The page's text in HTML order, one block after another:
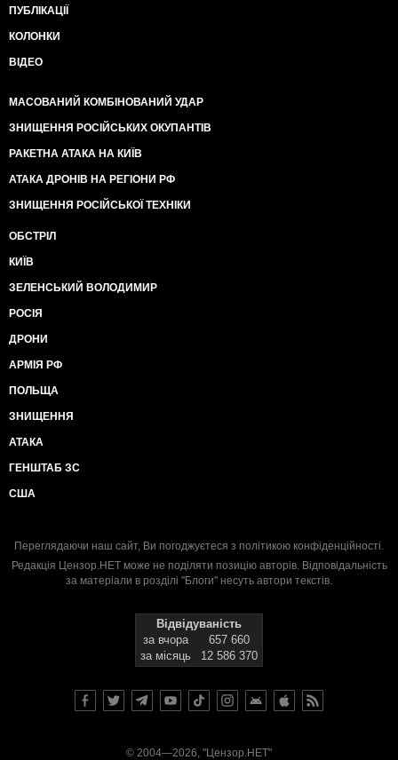
ПУБЛІКАЦІЇ
КОЛОНКИ
ВІДЕО
МАСОВАНИЙ КОМБІНОВАНИЙ УДАР
ЗНИЩЕННЯ РОСІЙСЬКИХ ОКУПАНТІВ
РАКЕТНА АТАКА НА КИЇВ
АТАКА ДРОНІВ НА РЕГІОНИ РФ
ЗНИЩЕННЯ РОСІЙСЬКОЇ ТЕХНІКИ
ОБСТРІЛ
КИЇВ
ЗЕЛЕНСЬКИЙ ВОЛОДИМИР
РОСІЯ
ДРОНИ
АРМІЯ РФ
ПОЛЬЩА
ЗНИЩЕННЯ
АТАКА
ГЕНШТАБ ЗС
США
Переглядаючи наш сайт, Ви погоджуєтеся з політикою конфіденційності.
Редакція Цензор.НЕТ може не поділяти позицію авторів. Відповідальність
за матеріали в розділі "Блоги" несуть автори текстів.
Відвідуваність
за вчора
657 660
за місяць
12 586 370
© 2004—2026, "Цензор.НЕТ"